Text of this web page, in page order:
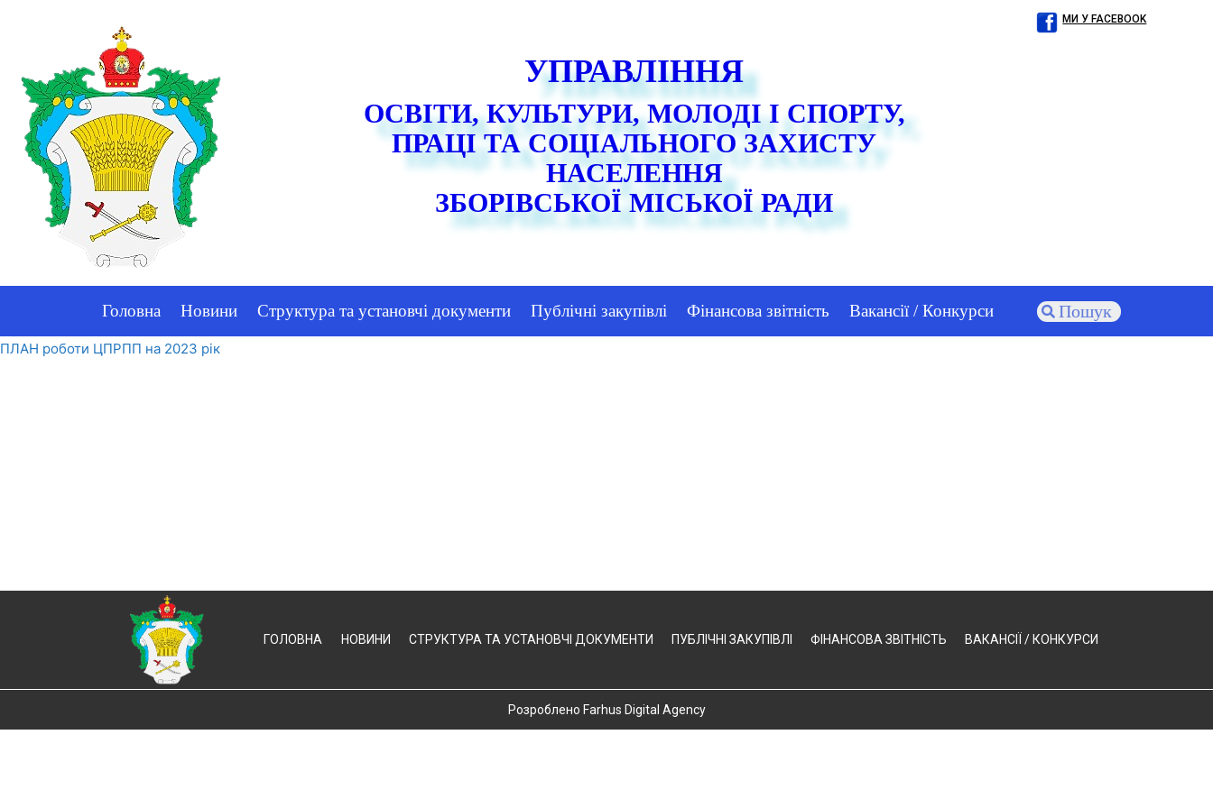
УПРАВЛІННЯ
ОСВІТИ, КУЛЬТУРИ, МОЛОДІ І СПОРТУ,
ПРАЦІ ТА СОЦІАЛЬНОГО ЗАХИСТУ
НАСЕЛЕННЯ
ЗБОРІВСЬКОЇ МІСЬКОЇ РАДИ
МИ У FACEBOOK
Головна Новини Структура та установчі документи Публічні закупівлі Фінансова звітність Вакансії / Конкурси
ПЛАН роботи ЦПРПП на 2023 рік
ГОЛОВНА НОВИНИ СТРУКТУРА ТА УСТАНОВЧІ ДОКУМЕНТИ ПУБЛІЧНІ ЗАКУПІВЛІ ФІНАНСОВА ЗВІТНІСТЬ ВАКАНСІЇ / КОНКУРСИ
Розроблено Farhus Digital Agency